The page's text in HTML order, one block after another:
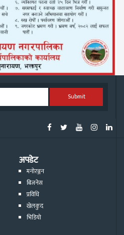
Submit
अपडेट
मनोरञ्जन
बिजनेस
प्रविधि
खेलकुद
भिडियो